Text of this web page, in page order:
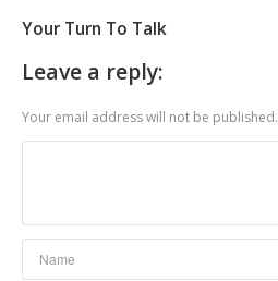
Your Turn To Talk
Leave a reply:
Your email address will not be published.